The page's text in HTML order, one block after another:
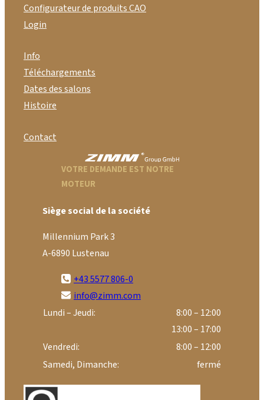
Configurateur de produits CAO
Login
Info
Téléchargements
Dates des salons
Histoire
Contact
VOTRE DEMANDE EST NOTRE
MOTEUR
Siège social de la société
Millennium Park 3
A-6890 Lustenau
+43 5577 806-0
info@zimm.com
Lundi – Jeudi:
8:00 – 12:00
13:00 – 17:00
Vendredi:
8:00 – 12:00
Samedi, Dimanche:
fermé